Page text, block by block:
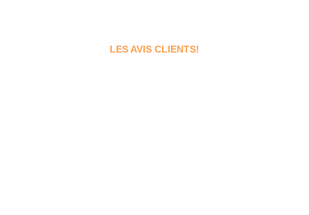
LES AVIS CLIENTS!